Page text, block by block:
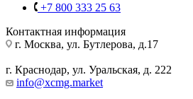
+7 800 333 25 63
Контактная информация
г. Москва, ул. Бутлерова, д.17
г. Краснодар, ул. Уральская, д. 222
info@xcmg.market